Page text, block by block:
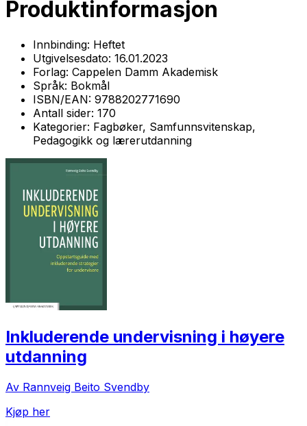
Produktinformasjon
Innbinding: Heftet
Utgivelsesdato: 16.01.2023
Forlag: Cappelen Damm Akademisk
Språk: Bokmål
ISBN/EAN: 9788202771690
Antall sider: 170
Kategorier: Fagbøker, Samfunnsvitenskap,
Pedagogikk og lærerutdanning
Inkluderende undervisning i høyere
utdanning
Av Rannveig Beito Svendby
Kjøp her